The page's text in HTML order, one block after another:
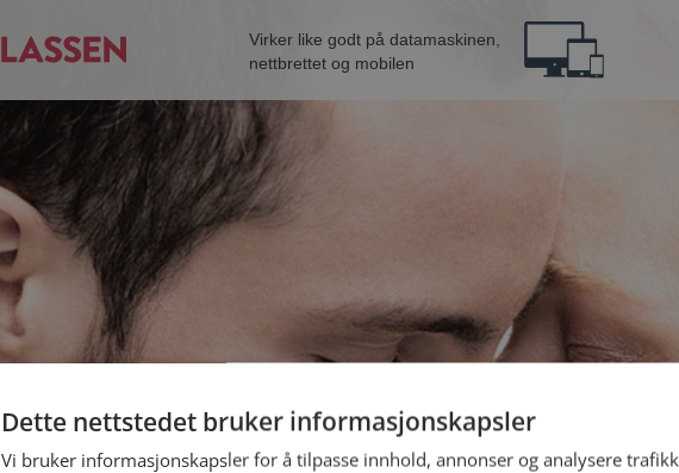
Virker like godt på datamaskinen,
nettbrettet og mobilen
Dette nettstedet bruker informasjonskapsler
Vi bruker informasjonskapsler for å tilpasse innhold, annonser og analysere